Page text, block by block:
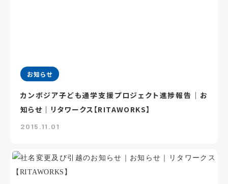
お知らせ
カンボジア子ども通学支援プロジェクト進捗報告｜お
知らせ｜リタワークス【RITAWORKS】
2015.11.01